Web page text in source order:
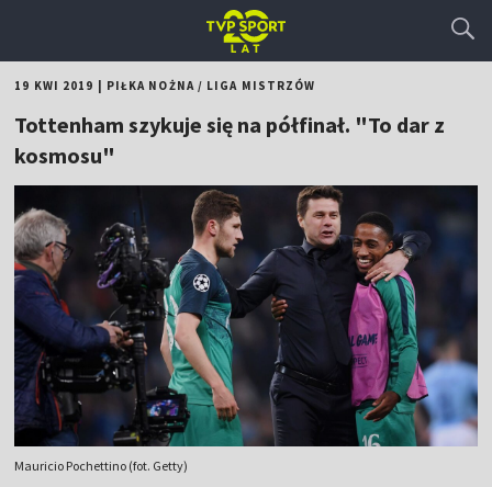
19 KWI 2019 PIŁKA NOŻNA/ LIGA MISTRZÓW
Tottenham szykuje się na półfinał. "To dar z
kosmosu"
Mauricio Pochettino (fot. Getty)